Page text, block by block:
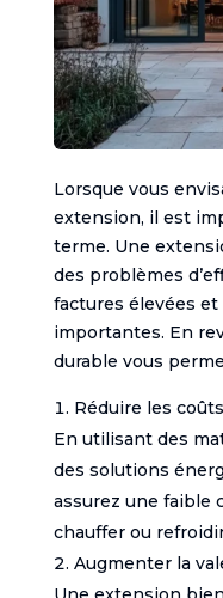
Lorsque vous
extension, il est
terme. Une
des problèmes
factures élevées
importantes. En
durable vous
Réduire les
En utilisant des
des solutions
assurez une faible
chauffer ou
Augmenter la